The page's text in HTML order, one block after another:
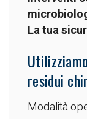
La tua
residui
Modalità